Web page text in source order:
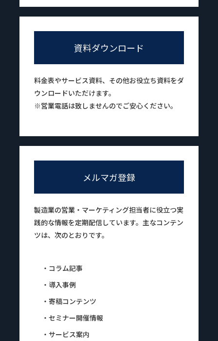
資料ダウンロード
料金表やサービス資料、その他お役立ち資料をダ
ウンロードいただけます。
※営業電話は致しませんのでご安心ください。
メルマガ登録
製造業の営業・マーケティング担当者に役立つ実
践的な情報を定期配信しています。主なコンテン
ツは、次のとおりです。
・コラム記事
・導入事例
・寄稿コンテンツ
・セミナー開催情報
・サービス案内